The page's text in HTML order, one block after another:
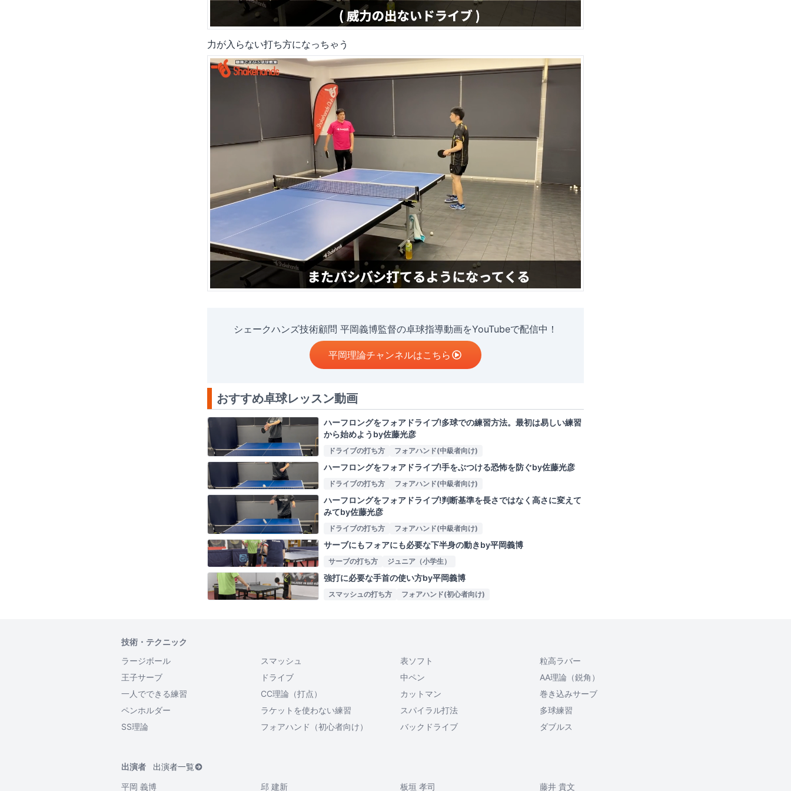
力が入らない打ち方になっちゃう
シェークハンズ技術顧問 平岡義博監督の卓球指導動画をYouTubeで配信中！
平岡理論チャンネルはこちら
おすすめ卓球レッスン動画
ハーフロングをフォアドライブ!多球での練習方法。最初は易しい練習
から始めようby佐藤光彦
ドライブの打ち方 フォアハンド(中級者向け)
ハーフロングをフォアドライブ!手をぶつける恐怖を防ぐby佐藤光彦
ドライブの打ち方 フォアハンド(中級者向け)
ハーフロングをフォアドライブ!判断基準を長さではなく高さに変えて
みてby佐藤光彦
ドライブの打ち方 フォアハンド(中級者向け)
サーブにもフォアにも必要な下半身の動きby平岡義博
サーブの打ち方 ジュニア（小学生）
強打に必要な手首の使い方by平岡義博
スマッシュの打ち方 フォアハンド(初心者向け)
技術・テクニック
ラージボール
スマッシュ 表ソフト
粒高ラバー
王子サーブ
ドライブ 中ペン
AA理論（鋭角）
一人でできる練習
CC理論（打点） カットマン
巻き込みサーブ
ペンホルダー
ラケットを使わない練習 スパイラル打法
多球練習
SS理論
フォアハンド（初心者向け） バックドライブ ダブルス
出演者
出演者一覧
平岡 義博
邱 建新 板垣 孝司 藤井 貴文